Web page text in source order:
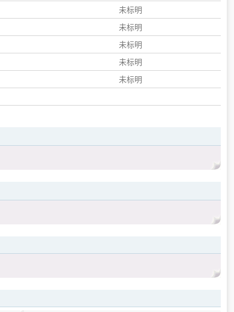
未标明
未标明
未标明
未标明
未标明